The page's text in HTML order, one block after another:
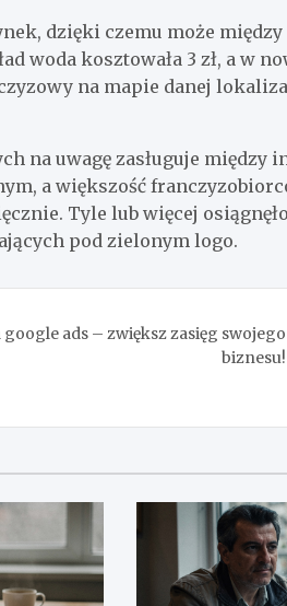
dzięki czemu może między
woda kosztowała 3 zł, a w
na mapie danej
na uwagę zasługuje między
a większość
Tyle lub więcej osiągnęło
pod zielonym logo.
google ads – zwiększ zasięg swojego
biznesu!